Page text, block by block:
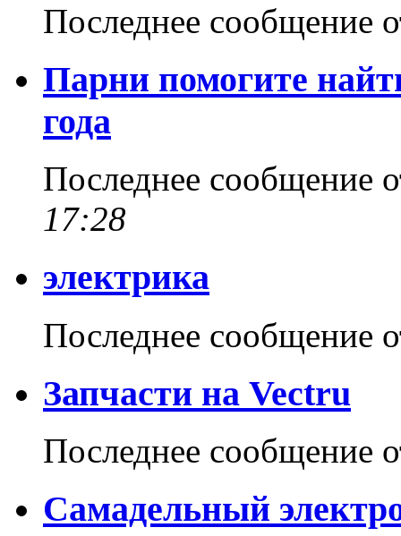
Последнее сообщение
Парни помогите
года
Последнее сообщение
17:28
электрика
Последнее сообщение
Запчасти на Vectru
Последнее сообщение
Самадельный